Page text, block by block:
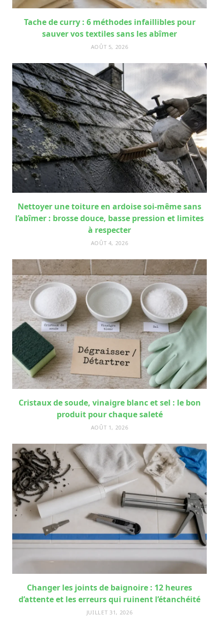
Tache de curry : 6 méthodes infaillibles pour
sauver vos textiles sans les abîmer
AOÛT 5, 2026
Nettoyer une toiture en ardoise soi-même sans
l’abîmer : brosse douce, basse pression et limites
à respecter
AOÛT 4, 2026
Cristaux de soude, vinaigre blanc et sel : le bon
produit pour chaque saleté
AOÛT 1, 2026
Changer les joints de baignoire : 12 heures
d’attente et les erreurs qui ruinent l’étanchéité
JUILLET 31, 2026